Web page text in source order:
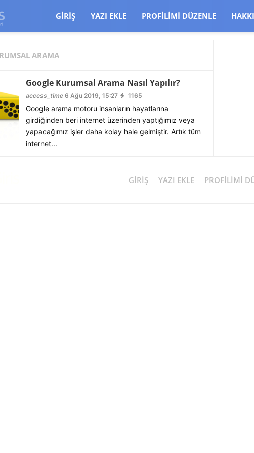
GIRIŞ YAZI EKLE PROFILIMI DÜZENLE
ARAMA
Google Kurumsal Arama Nasıl Yapılır?
access_time 6 Ağu 2019, 15:27 1165
Google arama motoru insanların hayatlarına
girdiğinden beri internet üzerinden yaptığımız veya
yapacağımız işler daha kolay hale gelmiştir. Artık tüm
internet...
GIRIŞ YAZI EKLE PROFILIMI